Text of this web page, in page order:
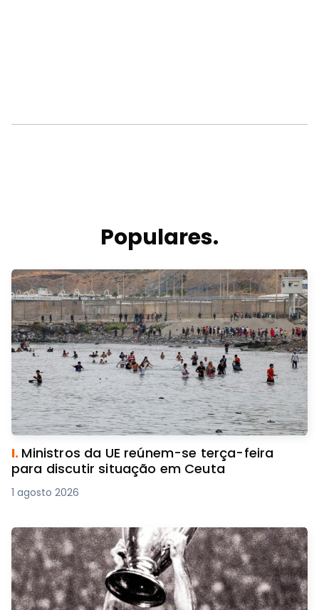
Populares.
I. Ministros da UE reúnem-se terça-feira
para discutir situação em Ceuta
1 agosto 2026